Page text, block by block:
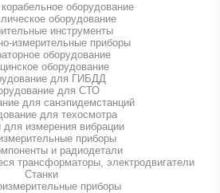
оборудование
оборудование
инструменты
измерительные приборы
оборудование
оборудование
для ГИБДД
для СТО
для санэпидемстанций
для техосмотра
для измерения вибрации
приборы
и радиодетали
трансформаторы, электродвигатели
Станки
приборы